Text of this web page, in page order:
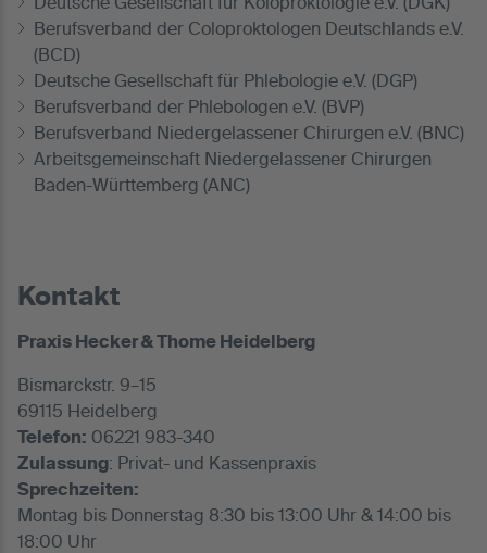
Deutsche Gesellschaft für Koloproktologie e.V. (DGK)
Berufsverband der Coloproktologen Deutschlands e.V.
(BCD)
Deutsche Gesellschaft für Phlebologie e.V. (DGP)
Berufsverband der Phlebologen e.V. (BVP)
Berufsverband Niedergelassener Chirurgen e.V. (BNC)
Arbeitsgemeinschaft Niedergelassener Chirurgen
Baden-Württemberg (ANC)
Kontakt
Praxis Hecker & Thome Heidelberg
Bismarckstr. 9–15
69115 Heidelberg
Telefon: 06221 983-340
Zulassung: Privat- und Kassenpraxis
Sprechzeiten:
Montag bis Donnerstag 8:30 bis 13:00 Uhr & 14:00 bis
18:00 Uhr